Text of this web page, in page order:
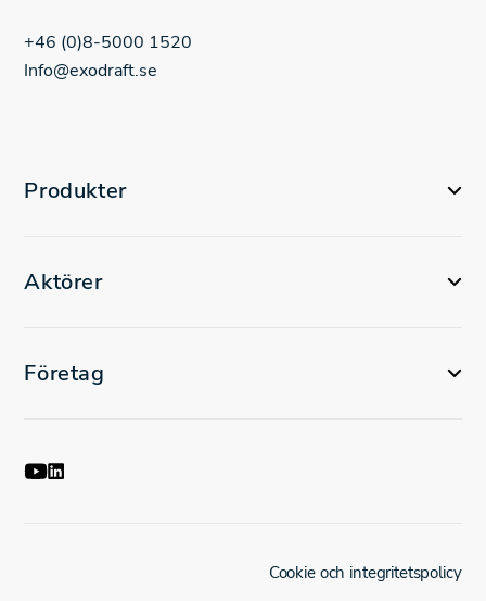
+46 (0)8-5000 1520
Info@exodraft.se
Produkter
Aktörer
Företag
Cookie och integritetspolicy